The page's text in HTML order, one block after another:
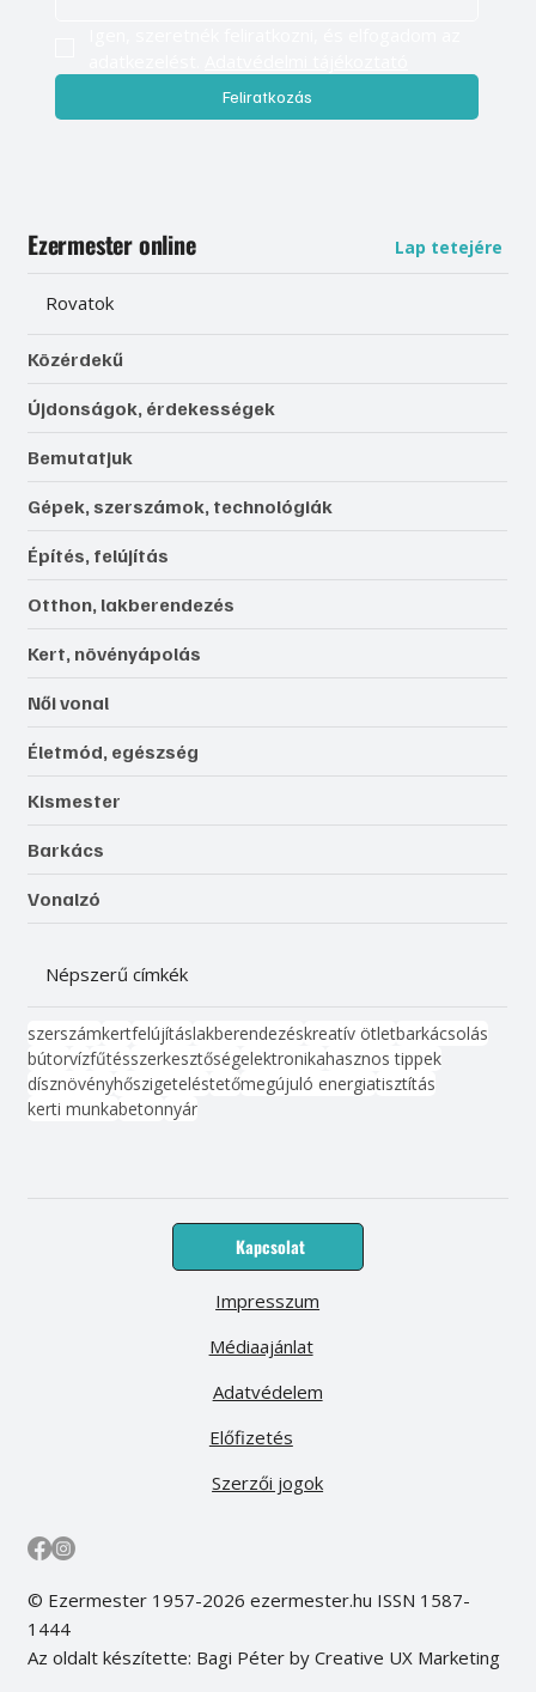
Feliratkozás
Ezermester online Lap tetejére
Rovatok
Közérdekű
Újdonságok, érdekességek
Bemutatjuk
Gépek, szerszámok, technológiák
Építés, felújítás
Otthon, lakberendezés
Kert, növényápolás
Női vonal
Életmód, egészség
Kismester
Barkács
Vonalzó
Népszerű címkék
szerszámkertfelújításlakberendezéskreatív ötletbarkácsolás
bútorvízfűtésszerkesztőségelektronikahasznos tippek
dísznövényhőszigeteléstetőmegújuló energiatisztítás
kerti munkabetonnyár
Kapcsolat
Médiaajánlat
Előfizetés
Impresszum
Adatvédelem
Szerzői jogok
© Ezermester 1957-2026 ezermester.hu ISSN 1587-
1444
Az oldalt készítette: Bagi Péter by Creative UX Marketing